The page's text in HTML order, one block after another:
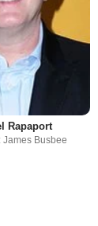
Rapaport
James Busbee